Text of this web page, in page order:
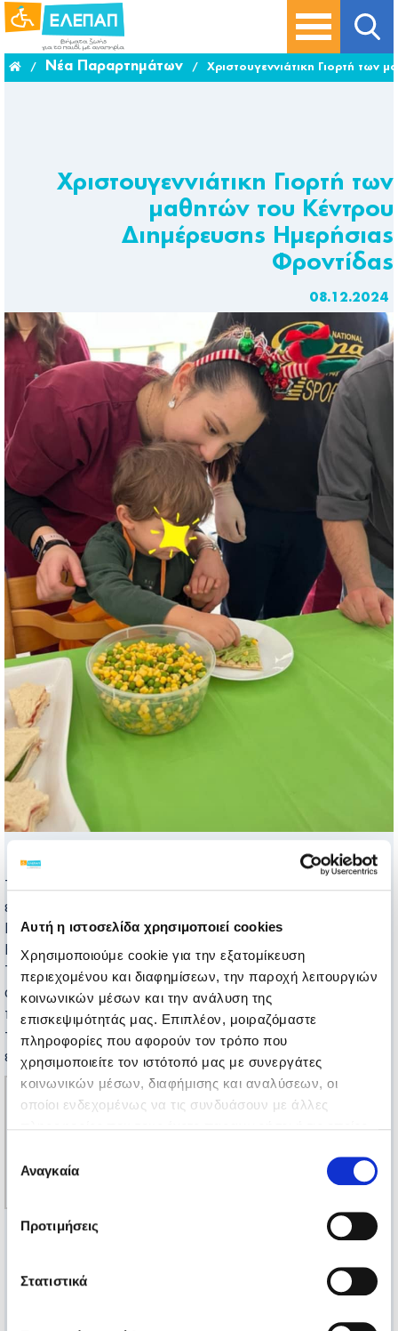
Αυτή η ιστοσελίδα χρησιμοποιεί cookies
Χρησιμοποιούμε cookie για την εξατομίκευση
περιεχομένου και διαφημίσεων, την παροχή λειτουργιών
κοινωνικών μέσων και την ανάλυση της
επισκεψιμότητάς μας. Επιπλέον, μοιραζόμαστε
πληροφορίες που αφορούν τον τρόπο που
χρησιμοποιείτε τον ιστότοπό μας με συνεργάτες
κοινωνικών μέσων, διαφήμισης και αναλύσεων, οι
οποίοι ενδεχομένως να τις συνδυάσουν με άλλες
των υπηρεσιών τους.
συγκατάθεσης
Αναγκαία
Προτιμήσεις
Στατιστικά
/ Νέα Παραρτημάτων / Χριστουγεννιάτικη Γιορτή των
Χριστουγεννιάτικη Γιορτή των
μαθητών του Κέντρου
Διημέρευσης Ημερήσιας
Φροντίδας
08.12.2024
Την Τετάρτη 18 Δεκεμβρίου Πραγματοποιήθηκε στις
εγκαταστάσεις της
Γιορτή των μαθητών του Κέντρου Διημέρευσης
Ημερήσιας Φροντίδας.
Τα παιδιά παρουσίασαν το θεατρικό δρώμενο ” Ο
σκούφος του Αϊ Βασίλη” και στη συνέχεια έβαλαν τις
ποδιές τους και έγιναν μικροί ΣΕΦ . Με την καθοδήγηση
των έμπειρων ΣΕΦ και σπουδαστών του ΙΕΚ ΔΗΜΗΤΡΑ
έφτιαξαν υπέροχα Χριστουγεννιάτικα Εδέσματα.